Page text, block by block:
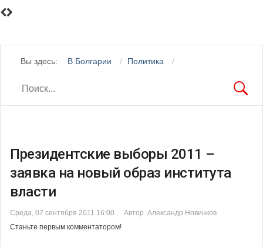
Вы здесь: В Болгарии Политика
Президентские выборы 2011 –
заявка на новый образ института
власти
Среда, 07 сентября 2011 16:00
Автор Александр Новинков
Станьте первым комментатором!